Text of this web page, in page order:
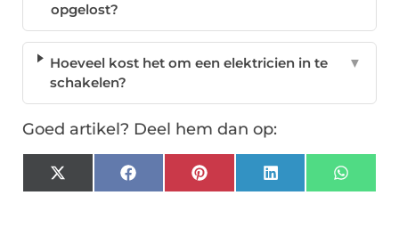
opgelost?
Hoeveel kost het om een elektricien in te
schakelen?
▼
Goed artikel? Deel hem dan op:
X
(Twitter)
FacebookPinterest LinkedIn